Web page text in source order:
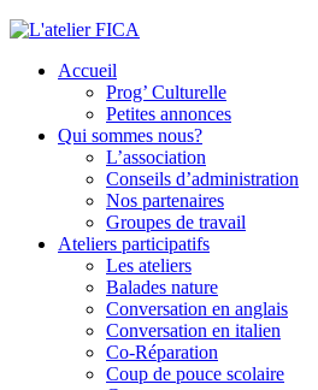
L'atelier FICA
Actions conviviales écologiques et
Meximieux
Accueil
Prog’ Culturelle
Petites annonces
Qui sommes nous?
L’association
Conseils d’administration
Nos partenaires
Groupes de travail
Ateliers participatifs
Les ateliers
Balades nature
Conversation en anglais
Conversation en italien
Co-Réparation
Coup de pouce scolaire